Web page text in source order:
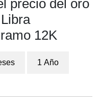
precio del oro
12K
1 Año